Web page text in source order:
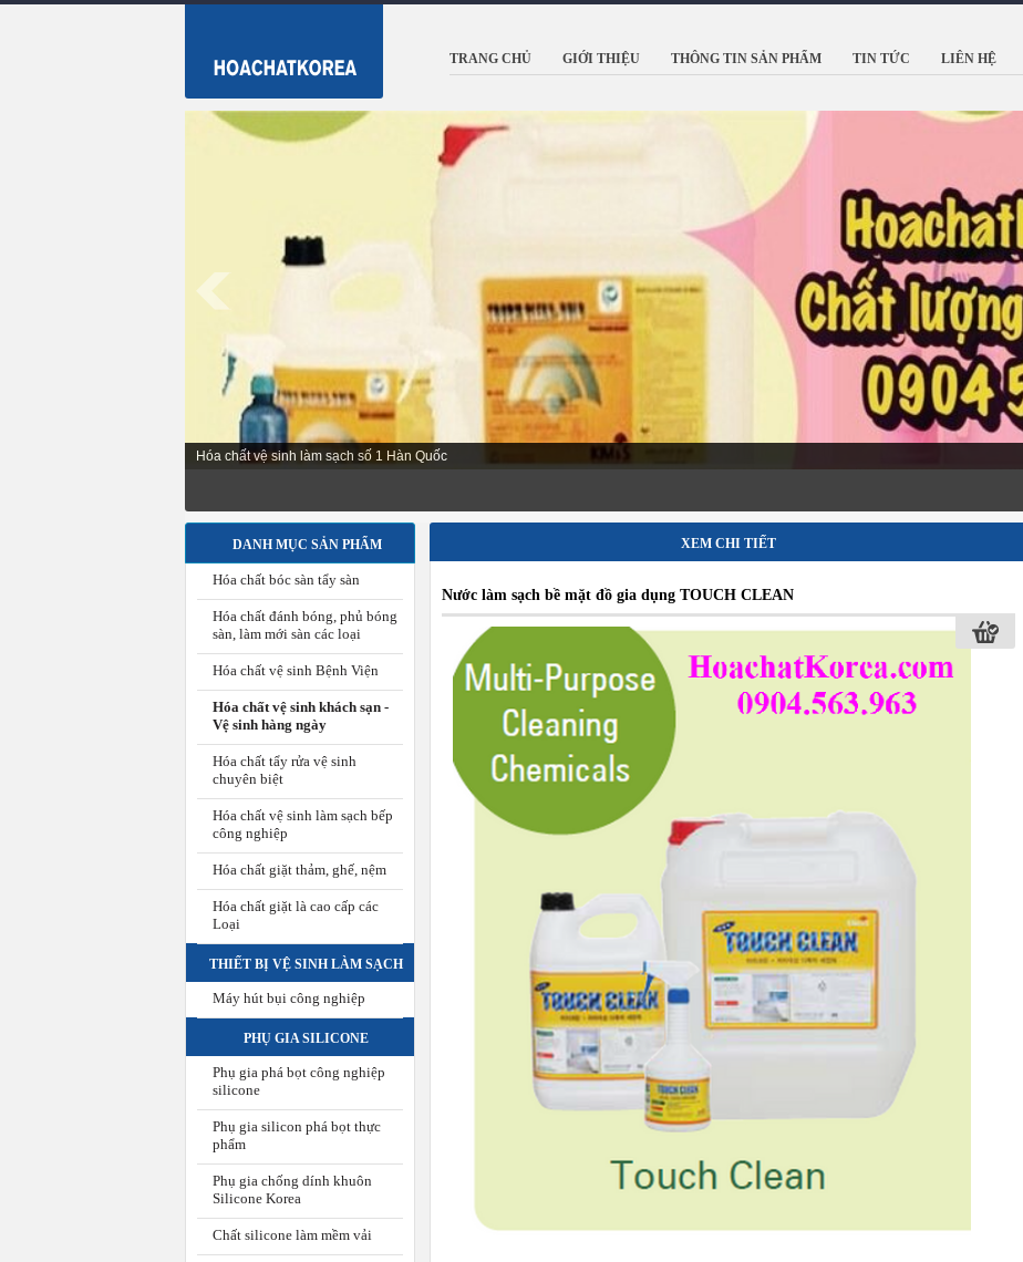
TRANG CHỦ GIỚI THIỆU THÔNG TIN SẢN PHẨM TIN TỨC LIÊN HỆ
Hóa chất vệ sinh làm sạch số 1 Hàn Quốc
DANH MỤC SẢN PHẨM
Hóa chất bóc sàn tẩy sàn
Hóa chất đánh bóng, phủ bóng
sàn, làm mới sàn các loại
Hóa chất vệ sinh Bệnh Viện
Hóa chất vệ sinh khách sạn -
Vệ sinh hàng ngày
Hóa chất tẩy rửa vệ sinh
chuyên biệt
Hóa chất vệ sinh làm sạch bếp
công nghiệp
Hóa chất giặt thảm, ghế, nệm
Hóa chất giặt là cao cấp các
Loại
THIẾT BỊ VỆ SINH LÀM SẠCH
Máy hút bụi công nghiệp
PHỤ GIA SILICONE
Phụ gia phá bọt công nghiệp
silicone
Phụ gia silicon phá bọt thực
phẩm
Phụ gia chống dính khuôn
Silicone Korea
Chất silicone làm mềm vải
XEM CHI TIẾT
Nước làm sạch bề mặt đồ gia dụng TOUCH CLEAN